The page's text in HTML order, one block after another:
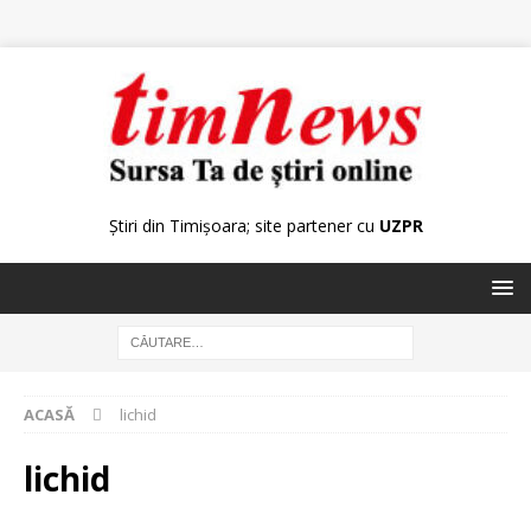
Știri din Timișoara; site partener cu UZPR
ACASĂ lichid
lichid